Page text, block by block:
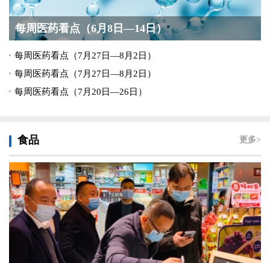
每周医药看点（6月8日—14日）
每周医药看点（7月27日—8月2日）
每周医药看点（7月27日—8月2日）
每周医药看点（7月20日—26日）
食品 更多>